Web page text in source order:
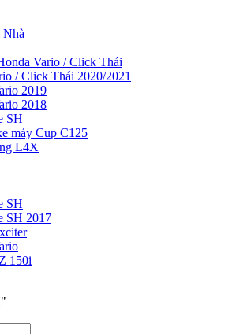
Nhà
Vario / Click Thái
/ Click Thái 2020/2021
2019
2018
SH
máy Cup C125
L4X
SH
SH 2017
150i